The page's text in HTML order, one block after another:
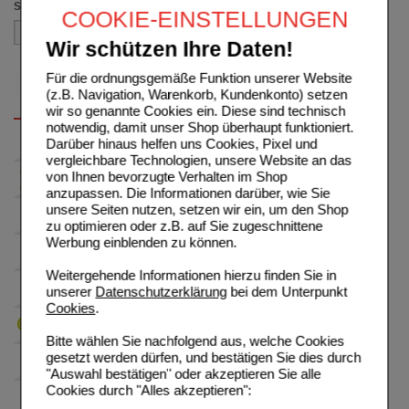
COOKIE-EINSTELLUNGEN
Wir schützen Ihre Daten!
Für die ordnungsgemäße Funktion unserer Website
(z.B. Navigation, Warenkorb, Kundenkonto) setzen
wir so genannte Cookies ein. Diese sind technisch
notwendig, damit unser Shop überhaupt funktioniert.
Darüber hinaus helfen uns Cookies, Pixel und
vergleichbare Technologien, unsere Website an das
von Ihnen bevorzugte Verhalten im Shop
anzupassen. Die Informationen darüber, wie Sie
unsere Seiten nutzen, setzen wir ein, um den Shop
zu optimieren oder z.B. auf Sie zugeschnittene
Werbung einblenden zu können.
Weitergehende Informationen hierzu finden Sie in
unserer Datenschutzerklärungbei dem Unterpunkt
Cookies.
Bitte wählen Sie nachfolgend aus, welche Cookies
gesetzt werden dürfen, und bestätigen Sie dies durch
"Auswahl bestätigen" oder akzeptieren Sie alle
Cookies durch "Alles akzeptieren":
Sortieren nach